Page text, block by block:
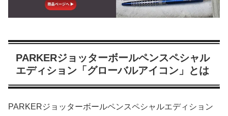
PARKERジョッターボールペンスペシャル
エディション「グローバルアイコン」とは
PARKERジョッターボールペンスペシャルエディション